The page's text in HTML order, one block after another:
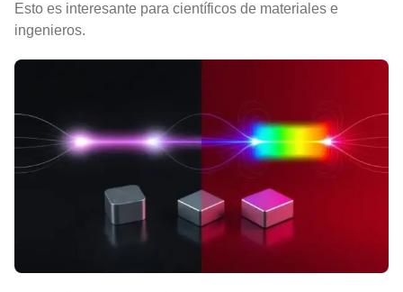
Esto es interesante para científicos de materiales e
ingenieros.